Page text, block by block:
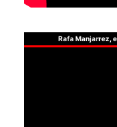
Rafa Manjarrez,